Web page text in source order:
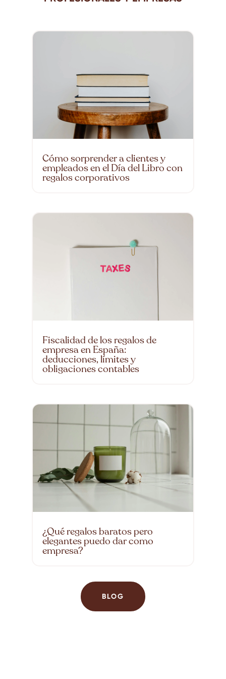
Cómo sorprender a clientes y
empleados en el Día del Libro con
regalos corporativos
Fiscalidad de los regalos de
empresa en España:
deducciones, límites y
obligaciones contables
¿Qué regalos baratos pero
elegantes puedo dar como
empresa?
BLOG